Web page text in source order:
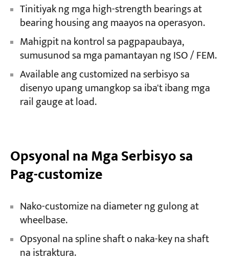
Tinitiyak ng mga high-strength bearings at
bearing housing ang maayos na operasyon.
Mahigpit na kontrol sa pagpapaubaya,
sumusunod sa mga pamantayan ng ISO / FEM.
Available ang customized na serbisyo sa
disenyo upang umangkop sa iba't ibang mga
rail gauge at load.
Opsyonal na Mga Serbisyo sa
Pag-customize
Nako-customize na diameter ng gulong at
wheelbase.
Opsyonal na spline shaft o naka-key na shaft
na istraktura.